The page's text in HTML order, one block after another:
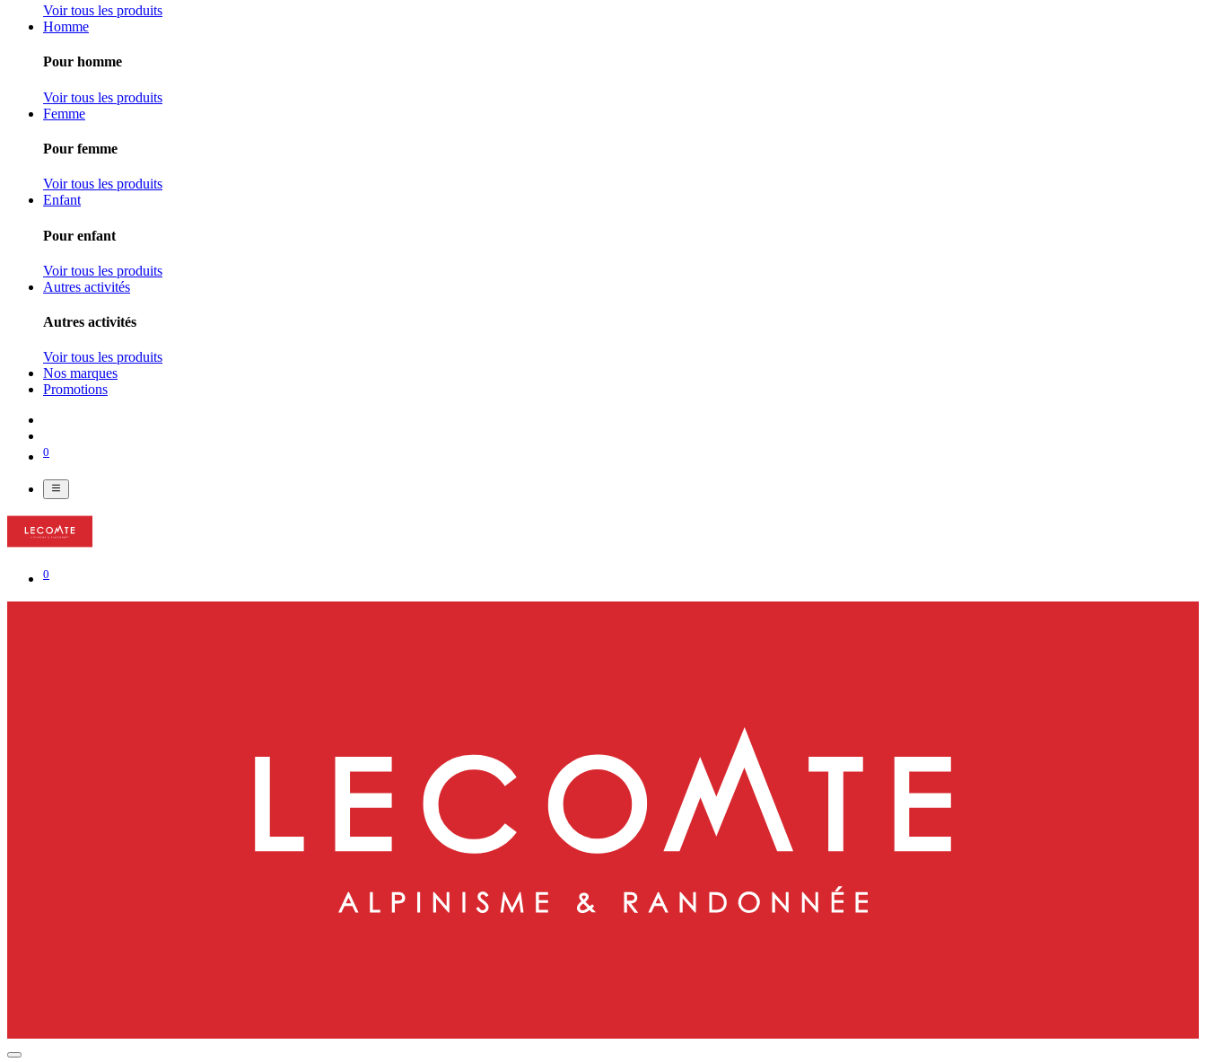
Voir tous les produits
Homme
Pour homme
Voir tous les produits
Femme
Pour femme
Voir tous les produits
Enfant
Pour enfant
Voir tous les produits
Autres activités
Autres activités
Voir tous les produits
Nos marques
Promotions
0
0